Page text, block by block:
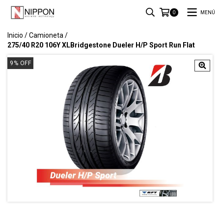
0 MENÚ
Inicio /Camioneta /
275/40 R20 106Y XLBridgestone Dueler H/P Sport Run Flat
9 % OFF